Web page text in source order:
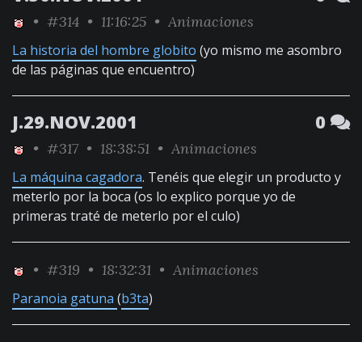
• #314 • 11:16:25 • Animaciones
La historia del hombre globito (yo mismo me asombro
de las páginas que encuentro)
J.29.NOV.2001 0
• #317 • 18:38:51 • Animaciones
La máquina cagadora. Tenéis que elegir un producto y
meterlo por la boca (os lo explico porque yo de
primeras traté de meterlo por el culo)
• #319 • 18:32:31 • Animaciones
Paranoia gatuna (b3ta)